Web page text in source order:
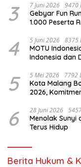
3 7 Juni 2026 9470
Gebyar Fun
1.000 Peserta
4 5 Juni 2026 8375
MOTU
Indonesia dan
5 5 Mei 2026 7792
Kota Malang
2026,
6 28 Juni 2026
Menolak Sunyi
Terus Hidup
Berita Hukum &